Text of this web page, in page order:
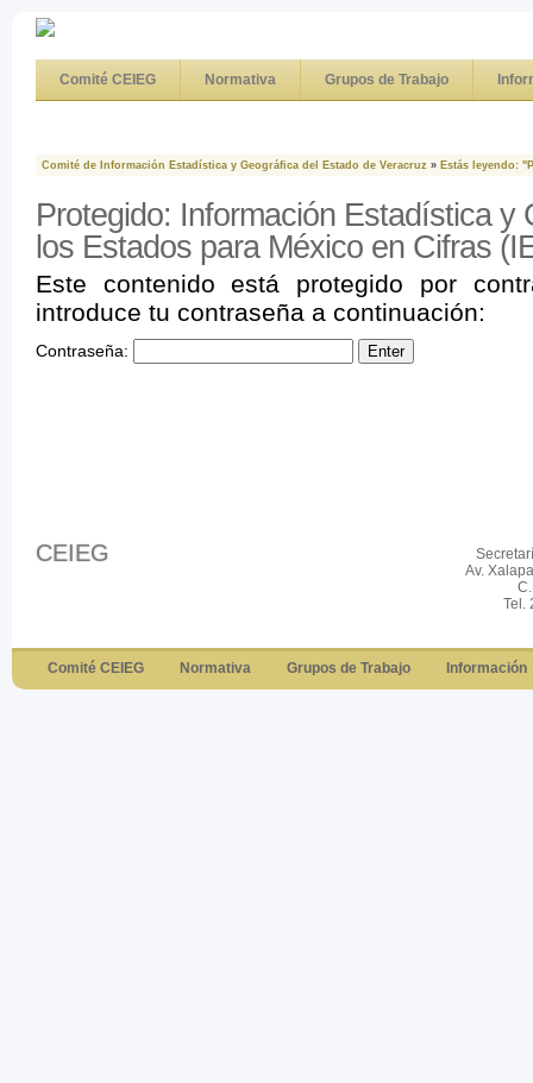
Comité CEIEG Normativa Grupos de Trabajo
Comité de Información Estadística y Geográfica del Estado de Veracruz » Estás leyendo:
Protegido: Información Estadística y
los Estados para México en Cifras
Este contenido está protegido por
introduce tu contraseña a continuación:
Contraseña:
CEIEG
Av.
Tel.
Comité CEIEG Normativa Grupos de Trabajo Información